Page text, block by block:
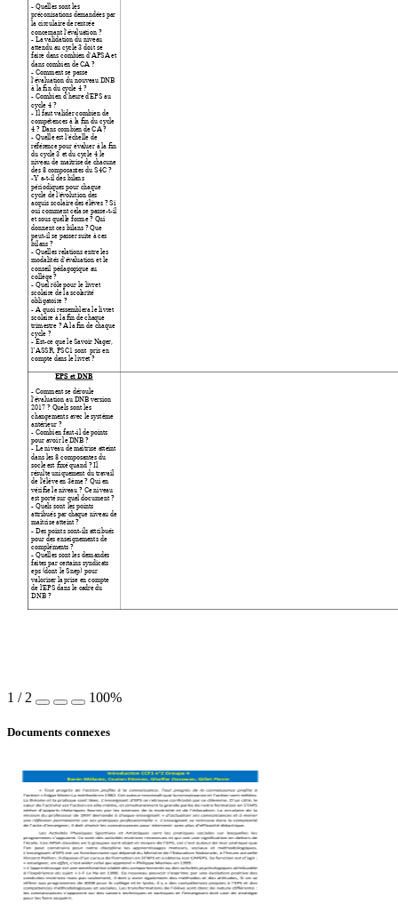
- Quelles sont les
préconisations demandées par
la circulaire de rentrée
concernant l'évaluation ?
- La validation du niveau
attendu au cycle 3 doit se
faire dans combien d'APSA et
dans combien de CA ?
- Comment se passe
l'évaluation du nouveau DNB
à la fin du cycle 4 ?
- Combien d'heure d'EPS au
cycle 4 ?
- Il faut valider combien de
compétences à la fin du cycle
4 ? Dans combien de CA ?
- Quelle est l'échelle de
référence pour évaluer à la fin
du cycle 3 et du cycle 4 le
niveau de maîtrise de chacune
des 8 composantes du S4C ?
-Y a-t-il des bilans
périodiques pour chaque
cycle de l'évolution des
acquis scolaire des élèves ? Si
oui comment cela se passe-t-il
et sous quelle forme ? Qui
donnent ces bilans ? Que
peut-il se passer suite à ces
bilans ?
- Quelles relations entre les
modalités d'évaluation et le
conseil pédagogique au
collège ?
- Quel rôle pour le livret
scolaire de la scolarité
obligatoire ?
- A quoi ressemblera le livret
scolaire à la fin de chaque
trimestre ? A la fin de chaque
cycle ?
- Est-ce que le Savoir Nager,
l’ASSR, PSC1 sont  pris en
compte dans le livret ?
EPS et DNB
- Comment se déroule
l'évaluation au DNB version
2017 ? Quels sont les
changements avec le système
antérieur ?
- Combien faut-il de points
pour avoir le DNB ?
- Le niveau de maîtrise atteint
dans les 8 composantes du
socle est fixé quand ? Il
résulte uniquement du travail
de l'élève en 3ème ? Qui en
vérifie le niveau ? Ce niveau
est porté sur quel document ?
- Quels sont les points
attribués par chaque niveau de
maîtrise atteint ?
- Des points sont-ils attribués
pour des enseignements de
compléments ?
- Quelles sont les demandes
faites par certains syndicats
eps (dont le Snep) pour
valoriser la prise en compte
de l'EPS dans le cadre du
DNB ?
1 / 2 100%
Documents connexes